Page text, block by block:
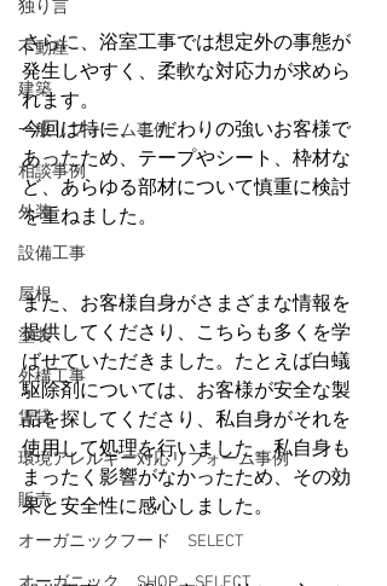
独り言
不動産
建築
一般リフォーム事例
相談事例
外装
設備工事
屋根
塗装
外構工事
賃貸
環境アレルギー対応リフォーム事例
販売
オーガニックフード SELECT
さらに、浴室工事では想定外の事態が
発生しやすく、柔軟な対応力が求めら
れます。
今回は特に、こだわりの強いお客様で
あったため、テープやシート、枠材な
ど、あらゆる部材について慎重に検討
を重ねました。
また、お客様自身がさまざまな情報を
提供してくださり、こちらも多くを学
ばせていただきました。たとえば白蟻
駆除剤については、お客様が安全な製
品を探してくださり、私自身がそれを
使用して処理を行いました。私自身も
まったく影響がなかったため、その効
果と安全性に感心しました。